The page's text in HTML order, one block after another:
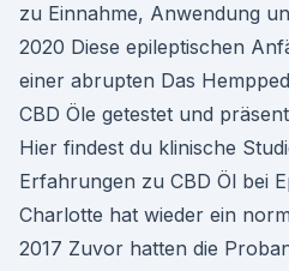
zu Einnahme, Anwendung
2020 Diese epileptischen
einer abrupten Das
CBD Öle getestet und
Hier findest du klinische
Erfahrungen zu CBD Öl bei
Charlotte hat wieder ein
2017 Zuvor hatten die